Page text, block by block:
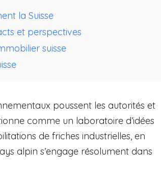
la Suisse
et perspectives
suisse
poussent les autorités et
comme un laboratoire d’idées
de friches industrielles, en
alpin s’engage résolument dans